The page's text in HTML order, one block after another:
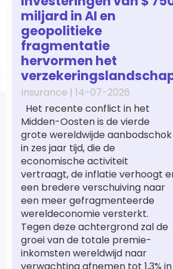
miljard in AI en
geopolitieke
fragmentatie
hervormen het
Insurance | 14-07-2026
Het recente conflict in het
Midden-Oosten is de vierde
grote wereldwijde aanbodschok
in zes jaar tijd, die de
economische activiteit
vertraagt, de inflatie verhoogt
een bredere verschuiving naar
een meer gefragmenteerde
wereldeconomie versterkt.
Tegen deze achtergrond zal de
groei van de totale premie-
inkomsten wereldwijd naar